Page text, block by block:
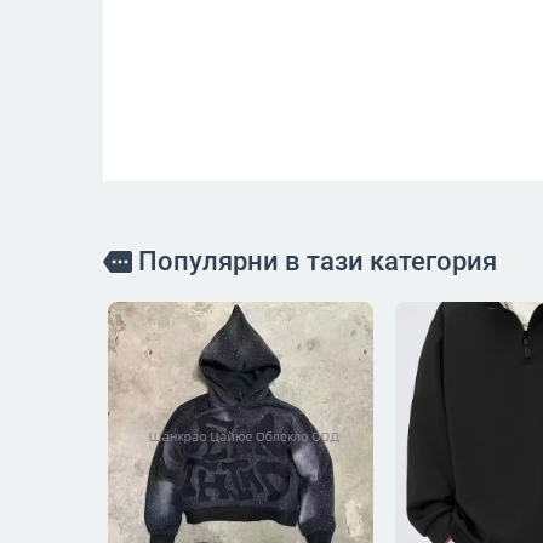
more Популярни в тази категория